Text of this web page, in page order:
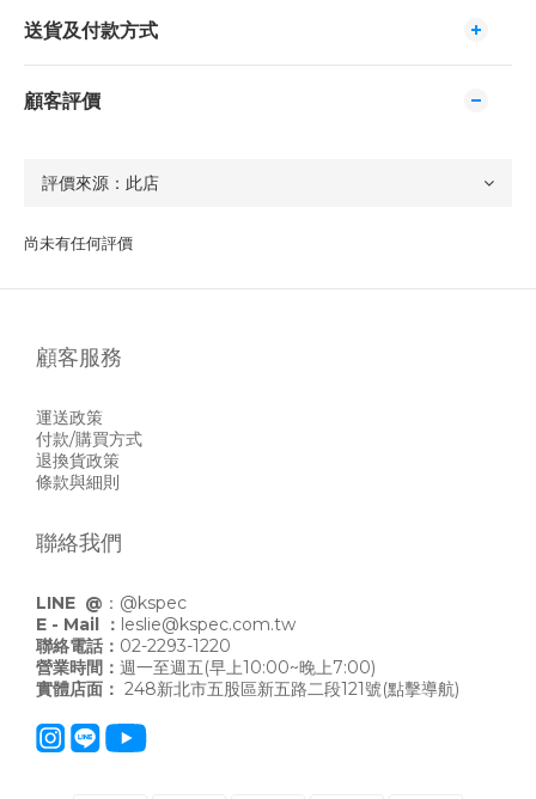
送貨及付款方式
顧客評價
尚未有任何評價
顧客服務
運送政策
付款/購買方式
退換貨政策
條款與細則
聯絡我們
LINE @ ： @kspec
E - Mail ： leslie@kspec.com.tw
聯絡電話： 02-2293-1220
營業時間： 週一至週五(早上10:00~晚上7:00)
實體店面： 248新北市五股區新五路二段121號(點擊導航)